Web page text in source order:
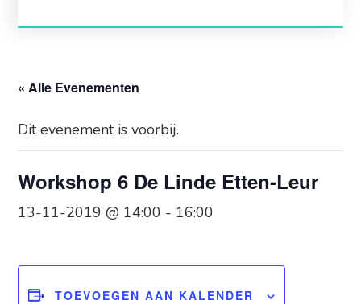
« Alle Evenementen
Dit evenement is voorbij.
Workshop 6 De Linde Etten-Leur
13-11-2019 @ 14:00 - 16:00
TOEVOEGEN AAN KALENDER